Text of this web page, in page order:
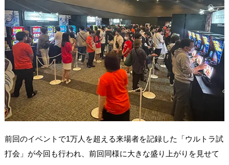
前回のイベントで1万人を超える来場者を記録した「ウルトラ試
打会」が今回も行われ、前回同様に大きな盛り上がりを見せて